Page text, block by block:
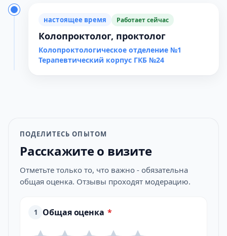
настоящее время Работает сейчас
Колопроктолог, проктолог
Колопроктологическое отделение №1
Терапевтический корпус ГКБ №24
ПОДЕЛИТЕСЬ ОПЫТОМ
Расскажите о визите
Отметьте только то, что важно - обязательна
общая оценка. Отзывы проходят модерацию.
1 Общая оценка *